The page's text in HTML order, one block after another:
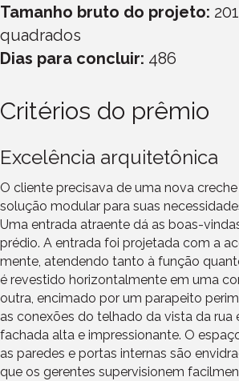
Tamanho bruto do projeto:
quadrados
Dias para concluir: 486
Critérios do prêmio
Excelência arquitetônica
O cliente precisava de uma nova
solução modular para suas
Uma entrada atraente dá as boas-
prédio. A entrada foi projetada com a
mente, atendendo tanto à função
é revestido horizontalmente em uma
outra, encimado por um parapeito
as conexões do telhado da vista da rua
fachada alta e impressionante. O
as paredes e portas internas são
que os gerentes supervisionem